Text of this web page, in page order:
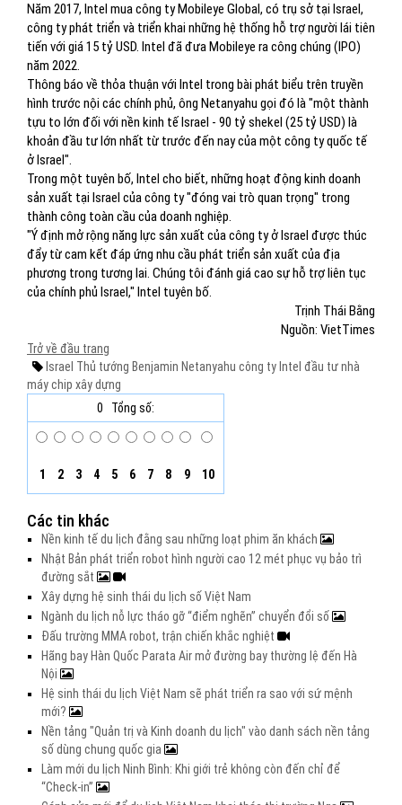
Năm 2017, Intel mua công ty Mobileye Global, có trụ sở tại Israel,
công ty phát triển và triển khai những hệ thống hỗ trợ người lái tiên
tiến với giá 15 tỷ USD. Intel đã đưa Mobileye ra công chúng (IPO)
năm 2022.
Thông báo về thỏa thuận với Intel trong bài phát biểu trên truyền
hình trước nội các chính phủ, ông Netanyahu gọi đó là "một thành
tựu to lớn đối với nền kinh tế Israel - 90 tỷ shekel (25 tỷ USD) là
khoản đầu tư lớn nhất từ ​​​​trước đến nay của một công ty quốc tế
ở Israel".
Trong một tuyên bố, Intel cho biết, những hoạt động kinh doanh
sản xuất tại Israel của công ty "đóng vai trò quan trọng" trong
thành công toàn cầu của doanh nghiệp.
"Ý định mở rộng năng lực sản xuất của công ty ở Israel được thúc
đẩy từ cam kết đáp ứng nhu cầu phát triển sản xuất của địa
phương trong tương lai. Chúng tôi đánh giá cao sự hỗ trợ liên tục
của chính phủ Israel," Intel tuyên bố.
Trịnh Thái Bằng
Nguồn: VietTimes
Trở về đầu trang
Israel Thủ tướng Benjamin Netanyahu công ty Intel đầu tưnhà
máy chip xây dựng
0
Tổng số:
1 2 3 4 5 6 7 8 9 10
Các tin khác
Nền kinh tế du lịch đằng sau những loạt phim ăn khách
Nhật Bản phát triển robot hình người cao 12 mét phục vụ bảo trì
đường sắt
Xây dựng hệ sinh thái du lịch số Việt Nam
Ngành du lịch nỗ lực tháo gỡ “điểm nghẽn” chuyển đổi số
Đấu trường MMA robot, trận chiến khắc nghiệt
Hãng bay Hàn Quốc Parata Air mở đường bay thường lệ đến Hà
Nội
Hệ sinh thái du lịch Việt Nam sẽ phát triển ra sao với sứ mệnh
mới?
Nền tảng "Quản trị và Kinh doanh du lịch" vào danh sách nền tảng
số dùng chung quốc gia
Làm mới du lịch Ninh Bình: Khi giới trẻ không còn đến chỉ để
“Check-in”